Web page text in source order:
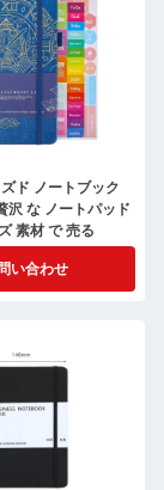
ド ノートブック
沢 な ノートパッド
素材 で 売る
い合わせ